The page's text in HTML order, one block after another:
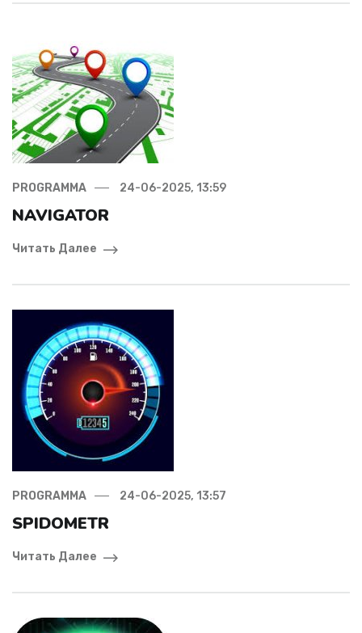
PROGRAMMA 24-06-2025, 13:59
NAVIGATOR
Читать Далее
PROGRAMMA 24-06-2025, 13:57
SPIDOMETR
Читать Далее